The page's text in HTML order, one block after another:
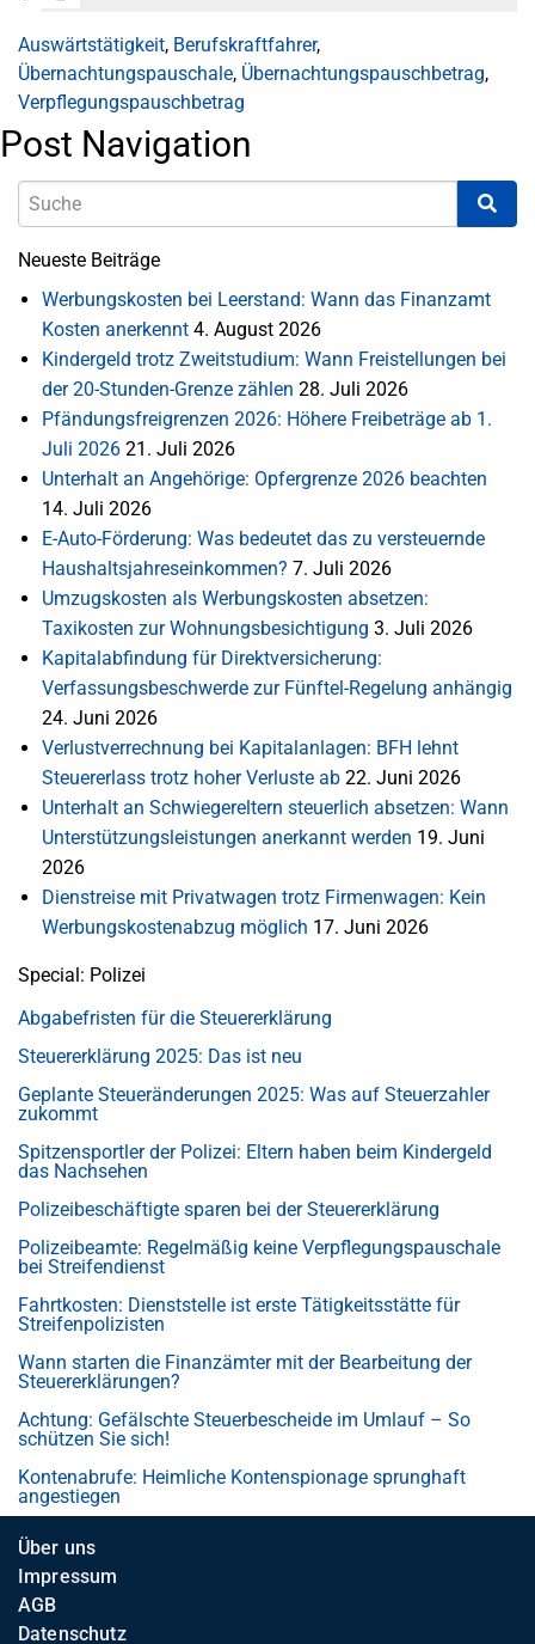
Auswärtstätigkeit, Berufskraftfahrer,
Übernachtungspauschale, Übernachtungspauschbetrag,
Verpflegungspauschbetrag
Post Navigation
Neueste Beiträge
Werbungskosten bei Leerstand: Wann das Finanzamt
Kosten anerkennt 4. August 2026
Kindergeld trotz Zweitstudium: Wann Freistellungen bei
der 20-Stunden-Grenze zählen 28. Juli 2026
Pfändungsfreigrenzen 2026: Höhere Freibeträge ab 1.
Juli 2026 21. Juli 2026
Unterhalt an Angehörige: Opfergrenze 2026 beachten
14. Juli 2026
E-Auto-Förderung: Was bedeutet das zu versteuernde
Haushaltsjahreseinkommen? 7. Juli 2026
Umzugskosten als Werbungskosten absetzen:
Taxikosten zur Wohnungsbesichtigung 3. Juli 2026
Kapitalabfindung für Direktversicherung:
Verfassungsbeschwerde zur Fünftel-Regelung anhängig
24. Juni 2026
Verlustverrechnung bei Kapitalanlagen: BFH lehnt
Steuererlass trotz hoher Verluste ab 22. Juni 2026
Unterhalt an Schwiegereltern steuerlich absetzen: Wann
Unterstützungsleistungen anerkannt werden 19. Juni
2026
Dienstreise mit Privatwagen trotz Firmenwagen: Kein
Werbungskostenabzug möglich 17. Juni 2026
Special: Polizei
Abgabefristen für die Steuererklärung
Steuererklärung 2025: Das ist neu
Geplante Steueränderungen 2025: Was auf Steuerzahler
zukommt
Spitzensportler der Polizei: Eltern haben beim Kindergeld
das Nachsehen
Polizeibeschäftigte sparen bei der Steuererklärung
Polizeibeamte: Regelmäßig keine Verpflegungspauschale
bei Streifendienst
Fahrtkosten: Dienststelle ist erste Tätigkeitsstätte für
Streifenpolizisten
Wann starten die Finanzämter mit der Bearbeitung der
Steuererklärungen?
Achtung: Gefälschte Steuerbescheide im Umlauf – So
schützen Sie sich!
Kontenabrufe: Heimliche Kontenspionage sprunghaft
angestiegen
Über uns
Impressum
AGB
Datenschutz